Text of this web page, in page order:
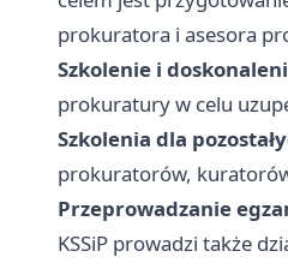
prokuratora i asesora
Szkolenie i
prokuratury w celu
Szkolenia dla
prokuratorów,
Przeprowadzanie
KSSiP prowadzi także